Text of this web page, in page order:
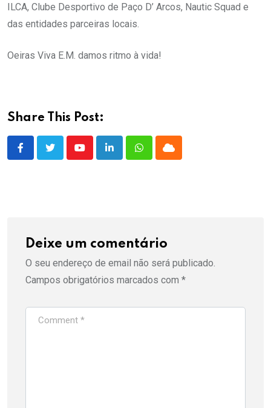
ILCA, Clube Desportivo de Paço D’ Arcos, Nautic Squad e
das entidades parceiras locais.
Oeiras Viva E.M. damos ritmo à vida!
Share This Post:
YoutubeLinkedInWhatsappCloud
Deixe um comentário
O seu endereço de email não será publicado.
Campos obrigatórios marcados com *